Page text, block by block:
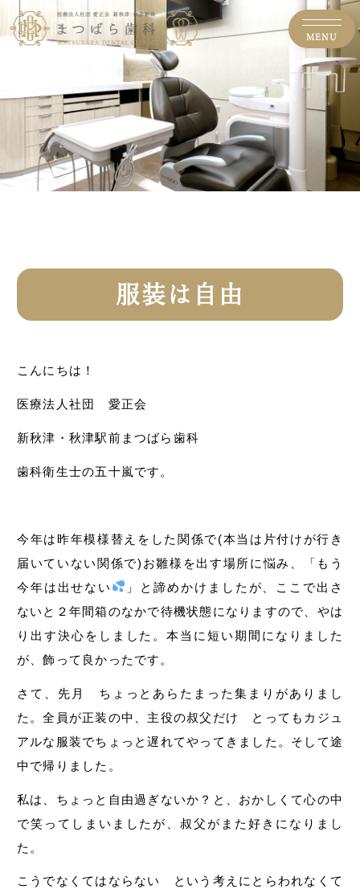
服装は自由
こんにちは！
医療法人社団 愛正会
新秋津・秋津駅前まつばら歯科
歯科衛生士の五十嵐です。
今年は昨年模様替えをした関係で(本当は片付けが行き
届いていない関係で)お雛様を出す場所に悩み、「もう
今年は出せない
」と諦めかけましたが、ここで出さ
ないと２年間箱のなかで待機状態になりますので、やは
り出す決心をしました。本当に短い期間になりました
が、飾って良かったです。
さて、先月 ちょっとあらたまった集まりがありまし
た。全員が正装の中、主役の叔父だけ とってもカジュ
アルな服装でちょっと遅れてやってきました。そして途
中で帰りました。
私は、ちょっと自由過ぎないか？と、おかしくて心の中
で笑ってしまいましたが、叔父がまた好きになりまし
た。
こうでなくてはならない という考えにとらわれなくて
MENU